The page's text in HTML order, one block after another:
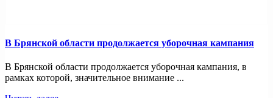
В Брянской области продолжается уборочная кампания
В Брянской области продолжается уборочная кампания, в
рамках которой, значительное внимание ...